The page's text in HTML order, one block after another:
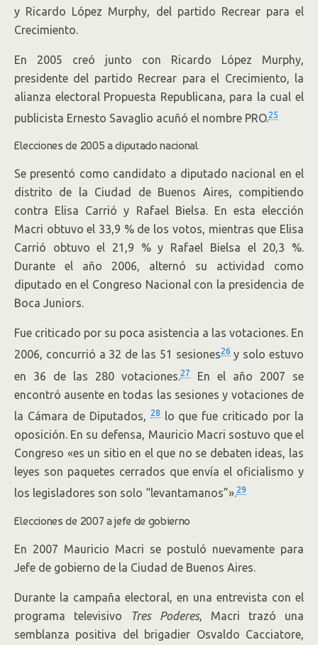
y Ricardo López Murphy, del partido Recrear para el
Crecimiento.
En 2005 creó junto con Ricardo López Murphy,
presidente del partido Recrear para el Crecimiento, la
alianza electoral Propuesta Republicana, para la cual el
publicista Ernesto Savaglio acuñó el nombre PRO.25
Elecciones de 2005 a diputado nacional
Se presentó como candidato a diputado nacional en el
distrito de la Ciudad de Buenos Aires, compitiendo
contra Elisa Carrió y Rafael Bielsa. En esta elección
Macri obtuvo el 33,9 % de los votos, mientras que Elisa
Carrió obtuvo el 21,9 % y Rafael Bielsa el 20,3 %.
Durante el año 2006, alternó su actividad como
diputado en el Congreso Nacional con la presidencia de
Boca Juniors.
Fue criticado por su poca asistencia a las votaciones. En
2006, concurrió a 32 de las 51 sesiones26y solo estuvo
en 36 de las 280 votaciones.27
En el año 2007 se
encontró ausente en todas las sesiones y votaciones de
la Cámara de Diputados,
28lo que fue criticado por la
oposición. En su defensa, Mauricio Macri sostuvo que el
Congreso «es un sitio en el que no se debaten ideas, las
leyes son paquetes cerrados que envía el oficialismo y
los legisladores son solo “levantamanos”».29
Elecciones de 2007 a jefe de gobierno
En 2007 Mauricio Macri se postuló nuevamente para
Jefe de gobierno de la Ciudad de Buenos Aires.
Durante la campaña electoral, en una entrevista con el
programa televisivo
Tres Poderes, Macri trazó una
semblanza positiva del brigadier Osvaldo Cacciatore,